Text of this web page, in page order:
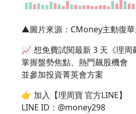
▲圖片來源：CMoney主動復
📈 想免費試閱最新 3 天《理周
掌握盤勢焦點、熱門飆股機會
並參加投資菁英會方案
👉 加入【理周寶 官方LINE】
LINE ID：@money298